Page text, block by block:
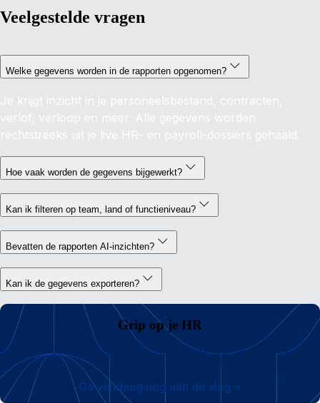
Veelgestelde vragen
Welke gegevens worden in de rapporten opgenomen?
Je krijgt inzicht in je personeelsbestand, contracten,
verlof, verloop en meer. Alle gegevens worden
rechtstreeks uit je live HR- en payroll-dossiers gehaald.
Hoe vaak worden de gegevens bijgewerkt?
Kan ik filteren op team, land of functieniveau?
Bevatten de rapporten AI-inzichten?
Kan ik de gegevens exporteren?
Grip op je HR
Ga vandaag nog aan de slag